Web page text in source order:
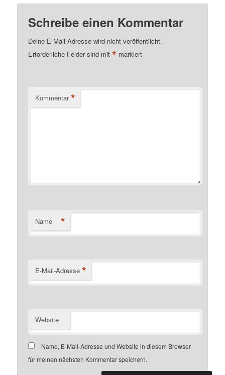
Schreibe einen Kommentar
Deine E-Mail-Adresse wird nicht veröffentlicht.
Erforderliche Felder sind mit* markiert
Kommentar *
Name *
E-Mail-Adresse *
Website
Name, E-Mail-Adresse und Website in diesem Browser
für meinen nächsten Kommentar speichern.